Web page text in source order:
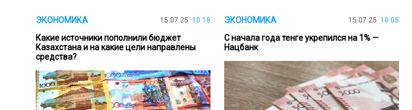
ЭКОНОМИКА 15.07.25 10:18
Какие источники пополнили бюджет
Казахстана и на какие цели направлены
средства?
ЭКОНОМИКА 15.07.25 10:05
С начала года тенге укрепился на 1% —
Нацбанк